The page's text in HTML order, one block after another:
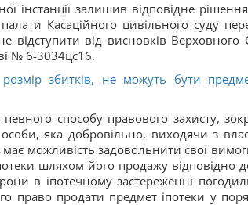
інстанції залишив відповідне
Касаційного цивільного суду
відступити від висновків Верховного
№ 6-3034цс16.
збитків, не можуть бути
способу правового захисту,
яка добровільно, виходячи з
можливість задовольнити свої
шляхом його продажу відповідно
в іпотечному застереженні
право продати предмет іпотеки у